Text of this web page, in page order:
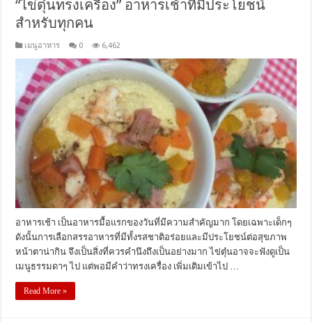
“ไข่ตุ๋นทรงเครื่อง” อาหารเช้าที่มีประโยชน์
สำหรับทุกคน
เมนูอาหาร 0 6,462
อาหารเช้า เป็นอาหารมื้อแรกของวันที่มีความสำคัญมาก โดยเฉพาะเด็กๆ
ดังนั้นการเลือกสรรอาหารที่มีทั้งรสชาติอร่อยและมีประโยชน์ต่อสุขภาพ
หน้าตาน่ากิน จึงเป็นสิ่งที่ควรคำนึงถึงเป็นอย่างมาก ไข่ตุ๋นอาจจะฟังดูเป็น
เมนูธรรมดาๆ ไป แต่พอมีคำว่าทรงเครื่อง เพิ่มเติมเข้าไป …
Read More »